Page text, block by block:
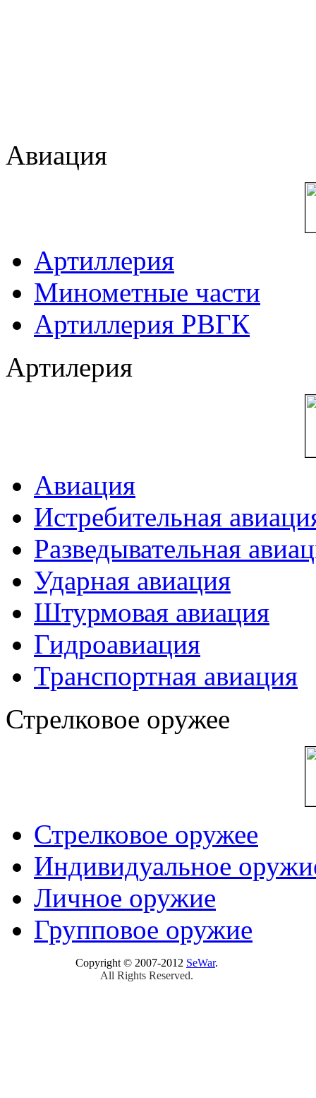
Авиация
Артиллерия
Минометные части
Артиллерия РВГК
Артилерия
Авиация
Истребительная
Разведывательная
Ударная авиация
Штурмовая авиация
Гидроавиация
Транспортная авиация
Стрелковое оружее
Стрелковое оружее
Индивидуальное
Личное оружие
Групповое оружие
Copyright © 2007-2012 SeWar.
All Rights Reserved.